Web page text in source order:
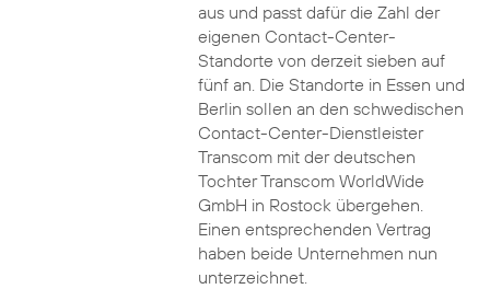
aus und passt dafür die Zahl der
eigenen Contact-Center-
Standorte von derzeit sieben auf
fünf an. Die Standorte in Essen und
Berlin sollen an den schwedischen
Contact-Center-Dienstleister
Transcom mit der deutschen
Tochter Transcom WorldWide
GmbH in Rostock übergehen.
Einen entsprechenden Vertrag
haben beide Unternehmen nun
unterzeichnet.